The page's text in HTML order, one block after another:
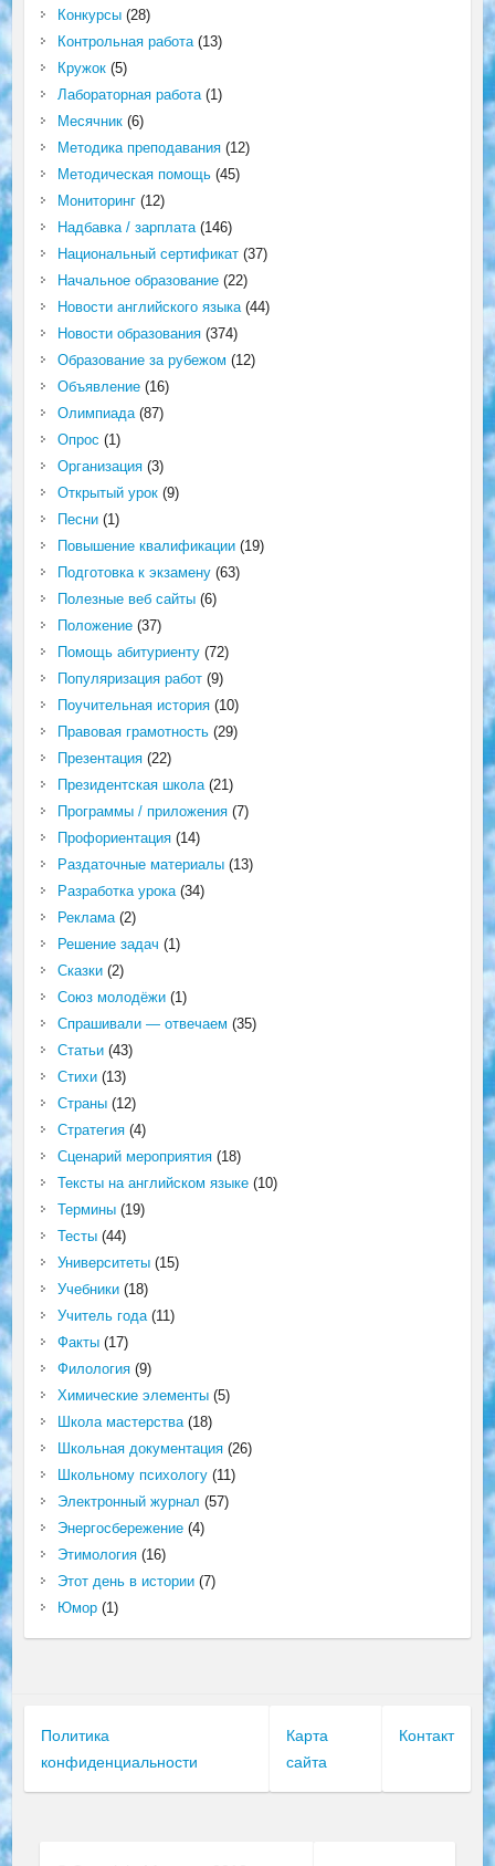
Конкурсы(28)
Контрольная работа(13)
Кружок(5)
Лабораторная работа(1)
Месячник(6)
Методика преподавания(12)
Методическая помощь(45)
Мониторинг(12)
Надбавка / зарплата(146)
Национальный сертификат(37)
Начальное образование(22)
Новости английского языка(44)
Новости образования(374)
Образование за рубежом (12)
Объявление(16)
Олимпиада(87)
Опрос (1)
Организация(3)
Открытый урок(9)
Песни(1)
Повышение квалификации(19)
Подготовка к экзамену(63)
Полезные веб сайты(6)
Положение(37)
Помощь абитуриенту(72)
Популяризация работ(9)
Поучительная история(10)
Правовая грамотность(29)
Презентация(22)
Президентская школа(21)
Программы / приложения(7)
Профориентация(14)
Раздаточные материалы(13)
Разработка урока(34)
Реклама(2)
Решение задач (1)
Сказки(2)
Союз молодёжи(1)
Спрашивали — отвечаем (35)
Статьи(43)
Стихи(13)
Страны(12)
Стратегия(4)
Сценарий мероприятия(18)
Тексты на английском языке(10)
Термины(19)
Тесты(44)
Университеты(15)
Учебники(18)
Учитель года(11)
Факты(17)
Филология(9)
Химические элементы(5)
Школа мастерства(18)
Школьная документация(26)
Школьному психологу(11)
Электронный журнал (57)
Энергосбережение(4)
Этимология(16)
Этот день в истории(7)
Юмор(1)
Политика
конфиденциальности
Карта
сайта
Контакт